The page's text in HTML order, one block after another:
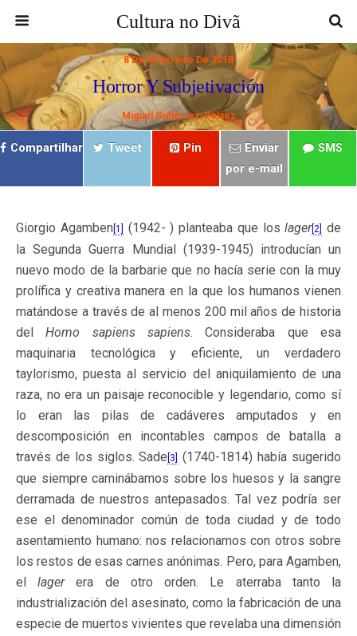
Cultura no Divã
8 De Fevereiro De 2018
Horror Y Subjetivación
Miguel Gutiérrez-Peláez
Compartilhar Tweet Pin
Enviar
por e-mail
SMS
Giorgio Agamben [1] (1942- ) planteaba que loslager[2]
de
la Segunda Guerra Mundial (1939-1945) introducían un
nuevo modo de la barbarie que no hacía serie con la muy
prolífica y creativa manera en la que los humanos vienen
matándose a través de al menos 200 mil años de historia
delHomo sapiens sapiens. Consideraba que esa
maquinaria tecnológica y eficiente, un verdadero
taylorismo, puesta al servicio del aniquilamiento de una
raza, no era un paisaje reconocible y legendario, como sí
lo eran las pilas de cadáveres amputados y en
descomposición en incontables campos de batalla a
través de los siglos. Sade [3]
(1740-1814) había sugerido
que siempre caminábamos sobre los huesos y la sangre
derramada de nuestros antepasados. Tal vez podría ser
ese el denominador común de toda ciudad y de todo
asentamiento humano: nos relacionamos con otros sobre
los restos de esas carnes anónimas. Pero, para Agamben,
ellagerera de otro orden. Le aterraba tanto la
industrialización del asesinato, como la fabricación de una
especie de muertos vivientes que revelaba una dimensión